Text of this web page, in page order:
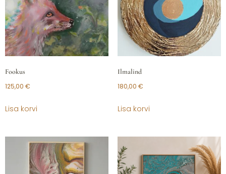
Fookus
125,00 €
Lisa korvi
Ilmalind
180,00 €
Lisa korvi